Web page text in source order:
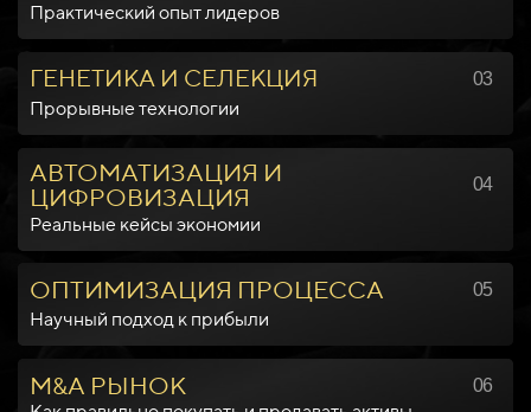
Практический опыт лидеров
ГЕНЕТИКА И СЕЛЕКЦИЯ 03
Прорывные технологии
АВТОМАТИЗАЦИЯ И
ЦИФРОВИЗАЦИЯ
04
Реальные кейсы экономии
ОПТИМИЗАЦИЯ ПРОЦЕССА 05
Научный подход к прибыли
М&А РЫНОК 06